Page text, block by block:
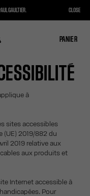
PANIER
PANIER
à
sites accessibles
(UE) 2019/882 du
2019 relative aux
aux produits et
Internet accessible à
Pour
GAULTIER. CLOSE